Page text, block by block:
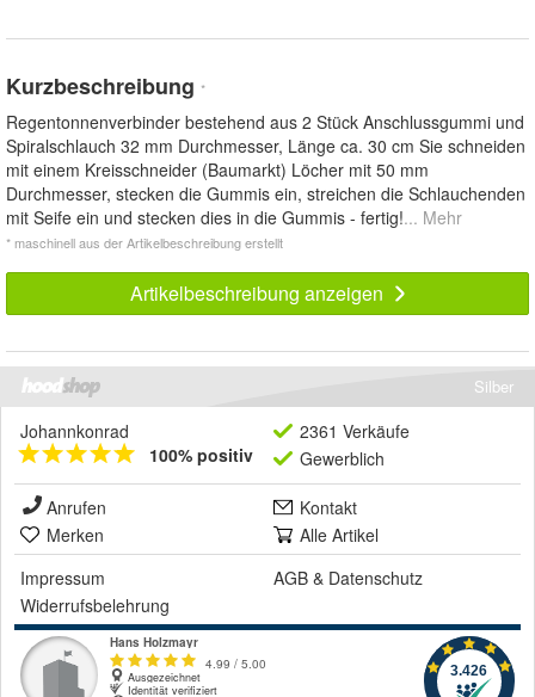
Kurzbeschreibung *
Regentonnenverbinder bestehend aus 2 Stück Anschlussgummi und
Spiralschlauch 32 mm Durchmesser, Länge ca. 30 cm Sie schneiden
mit einem Kreisschneider (Baumarkt) Löcher mit 50 mm
Durchmesser, stecken die Gummis ein, streichen die Schlauchenden
mit Seife ein und stecken dies in die Gummis - fertig!... Mehr
* maschinell aus der Artikelbeschreibung erstellt
Artikelbeschreibung anzeigen
Silber
Johannkonrad
100% positiv
2361 Verkäufe
Gewerblich
Anrufen
Kontakt
Merken
Alle Artikel
Impressum
AGB & Datenschutz
Widerrufsbelehrung